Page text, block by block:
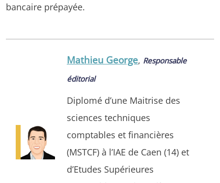
bancaire prépayée.
Mathieu George, Responsable
éditorial
Diplomé d’une Maitrise des
sciences techniques
comptables et financières
(MSTCF) à l’IAE de Caen (14) et
d’Etudes Supérieures